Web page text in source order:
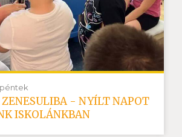
péntek
ZENESULIBA - NYÍLT NAPOT
ISKOLÁNKBAN